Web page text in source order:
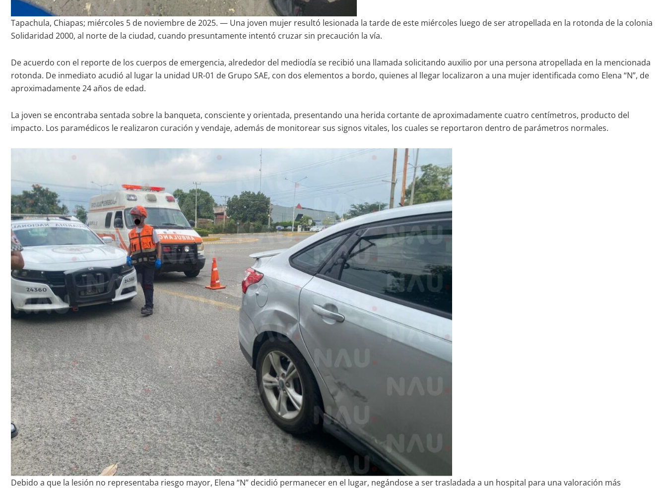
Tapachula, Chiapas; miércoles 5 de noviembre de 2025. — Una joven mujer resultó lesionada la tarde de este miércoles luego de ser atropellada en la rotonda de la colonia
Solidaridad 2000, al norte de la ciudad, cuando presuntamente intentó cruzar sin precaución la vía.
De acuerdo con el reporte de los cuerpos de emergencia, alrededor del mediodía se recibió una llamada solicitando auxilio por una persona atropellada en la mencionada
rotonda. De inmediato acudió al lugar la unidad UR-01 de Grupo SAE, con dos elementos a bordo, quienes al llegar localizaron a una mujer identificada como Elena “N”, de
aproximadamente 24 años de edad.
La joven se encontraba sentada sobre la banqueta, consciente y orientada, presentando una herida cortante de aproximadamente cuatro centímetros, producto del
impacto. Los paramédicos le realizaron curación y vendaje, además de monitorear sus signos vitales, los cuales se reportaron dentro de parámetros normales.
Debido a que la lesión no representaba riesgo mayor, Elena “N” decidió permanecer en el lugar, negándose a ser trasladada a un hospital para una valoración más